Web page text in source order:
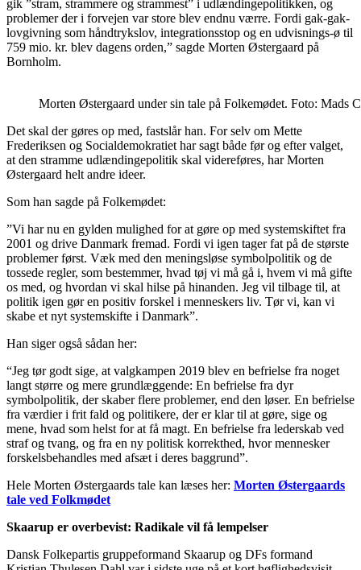
gik ”stram, strammere og strammest” i udlændingepolitikken, og
problemer der i forvejen var store blev endnu værre. Fordi gak-gak-
lovgivning som håndtrykslov, integrationsstop og en udvisnings-ø til
759 mio. kr. blev dagens orden,” sagde Morten Østergaard på
Bornholm.
Morten Østergaard under sin tale på Folkemødet. Foto: Mads
Det skal der gøres op med, fastslår han. For selv om Mette
Frederiksen og Socialdemokratiet har sagt både før og efter valget,
at den stramme udlændingepolitik skal videreføres, har Morten
Østergaard helt andre ideer.
Som han sagde på Folkemødet:
”Vi har nu en gylden mulighed for at gøre op med systemskiftet fra
2001 og drive Danmark fremad. Fordi vi igen tager fat på de største
problemer først. Væk med den meningsløse symbolpolitik og de
tossede regler, som bestemmer, hvad tøj vi må gå i, hvem vi må gifte
os med, og hvordan vi skal hilse på hinanden. Jeg vil tilbage til, at
politik igen gør en positiv forskel i menneskers liv. Tør vi, kan vi
skabe et nyt systemskifte i Danmark”.
Han siger også sådan her:
“Jeg tør godt sige, at valgkampen 2019 blev en befrielse fra noget
langt større og mere grundlæggende: En befrielse fra dyr
symbolpolitik, der skaber flere problemer, end den løser. En befrielse
fra værdier i frit fald og politikere, der er klar til at gøre, sige og
mene, hvad som helst for at få magt. En befrielse fra lederskab ved
straf og tvang, og fra en ny politisk korrekthed, hvor mennesker
forskelsbehandles med afsæt i deres baggrund”.
Hele Morten Østergaards tale kan læses her: Morten Østergaards
tale ved Folkmødet
Skaarup er overbevist: Radikale vil få lempelser
Dansk Folkepartis gruppeformand Skaarup og DFs formand